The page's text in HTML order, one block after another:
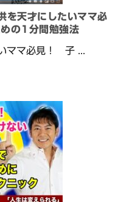
を天才にしたいママ必
の1分間勉強法
ママ必見！ 子 ...